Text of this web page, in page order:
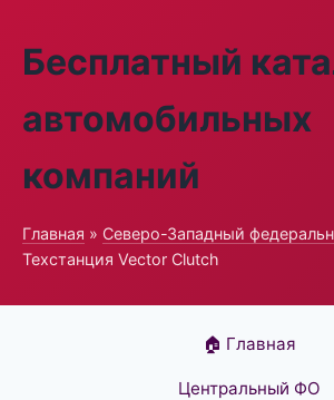
Бесплатный
автомобильных
компаний
Главная » Северо-Западный
Техстанция Vector Clutch
🏠 Главная
Центральный ФО